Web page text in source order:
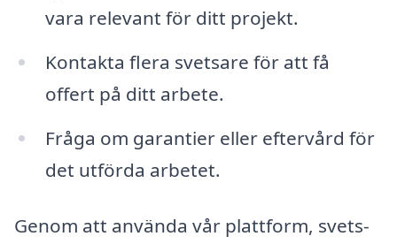
vara relevant för ditt projekt.
Kontakta flera svetsare för att få
offert på ditt arbete.
Fråga om garantier eller eftervård för
det utförda arbetet.
Genom att använda vår plattform, svets-